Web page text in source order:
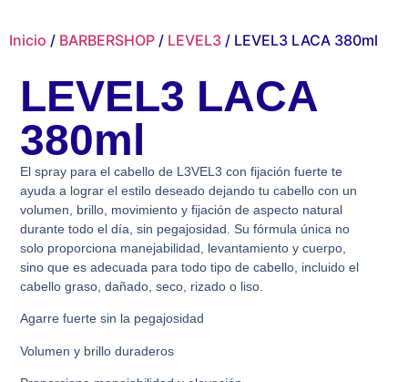
Inicio / BARBERSHOP / LEVEL3 / LEVEL3 LACA 380ml
LEVEL3 LACA
380ml
El spray para el cabello de L3VEL3 con fijación fuerte te
ayuda a lograr el estilo deseado dejando tu cabello con un
volumen, brillo, movimiento y fijación de aspecto natural
durante todo el día, sin pegajosidad. Su fórmula única no
solo proporciona manejabilidad, levantamiento y cuerpo,
sino que es adecuada para todo tipo de cabello, incluido el
cabello graso, dañado, seco, rizado o liso.
Agarre fuerte sin la pegajosidad
Volumen y brillo duraderos